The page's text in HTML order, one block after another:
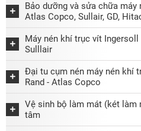
Bảo dưỡng và sửa chữa
Atlas Copco, Sullair, GD,
Máy nén khí trục vít Ingersoll
Sulllair
Đại tu cụm nén máy nén khí
Rand - Atlas Copco
Vệ sinh bộ làm mát (két làm
tâm